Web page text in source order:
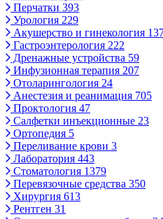
Перчатки 393
Урология 229
Акушерство и гинекология
Гастроэнтерология 222
Дренажные устройства 59
Инфузионная терапия 207
Отоларингология 24
Анестезия и реанимация 705
Проктология 47
Салфетки инъекционные 23
Ортопедия 5
Переливание крови 3
Лаборатория 443
Стоматология 1379
Перевязочные средства 350
Хирургия 613
Рентген 31